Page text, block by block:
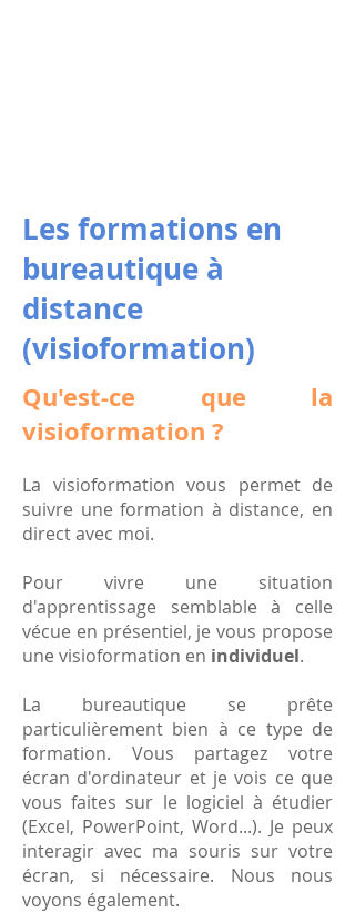
Les formations en
bureautique à
distance
(visioformation)
Qu'est-ce que la
visioformation ?
La visioformation vous permet de
suivre une formation à distance, en
direct avec moi.
Pour vivre une situation
d'apprentissage semblable à celle
vécue en présentiel, je vous propose
une visioformation en individuel.
La bureautique se prête
particulièrement bien à ce type de
formation. Vous partagez votre
écran d'ordinateur et je vois ce que
vous faites sur le logiciel à étudier
(Excel, PowerPoint, Word...). Je peux
interagir avec ma souris sur votre
écran, si nécessaire. Nous nous
voyons également.